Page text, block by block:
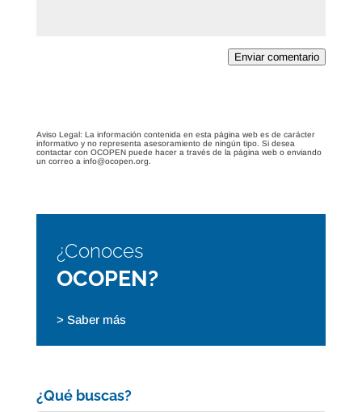
Enviar comentario
Aviso Legal: La información contenida en esta página web es de carácter
informativo y no representa asesoramiento de ningún tipo. Si desea
contactar con OCOPEN puede hacer a través de la página web o enviando
un correo a info@ocopen.org.
¿Conoces
OCOPEN?
> Saber más
¿Qué buscas?